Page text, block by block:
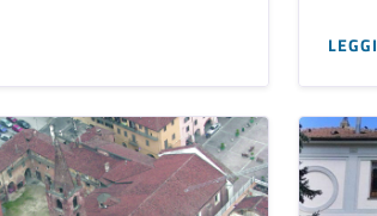
CONFRATERNITA DI SAN ROCCO (SEC. XVI -
SU